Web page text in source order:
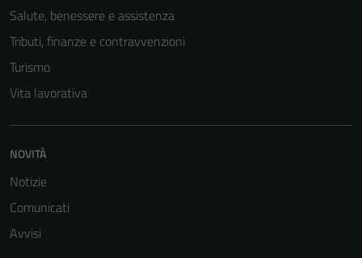
Salute, benessere e assistenza
Tributi, finanze e contravvenzioni
Turismo
Vita lavorativa
NOVITÀ
Notizie
Comunicati
Avvisi